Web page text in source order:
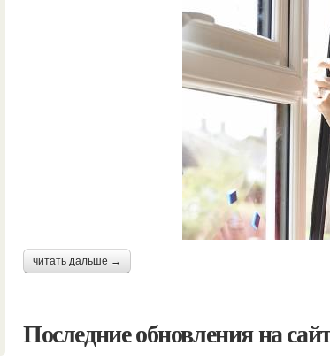
читать дальше →
Последние обновления на